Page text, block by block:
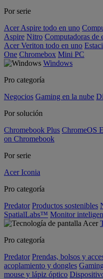
Por serie
Acer Aspire todo en uno
Aspire Nitro Computadoras de
Acer Veriton todo en uno
One Chromebox Mini PC
Windows
Pro categoría
Negocios Gaming en la nube
Por solución
Chromebook Plus ChromeOS
on Chromebook
Por serie
Acer Iconia
Pro categoría
Predator Productos sostenibles
SpatialLabs™ Monitor
Pro categoría
Predator Prendas, bolsos y
acoplamiento y dongles Gaming
mouse y lápiz óptico